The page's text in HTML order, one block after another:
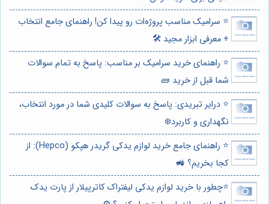
⭐️ سرامیک مناسب پروژه‌ات رو پیدا کن! راهنمای جامع انتخاب
+ معرفی ابزار مجید 🛠️
⭐️ راهنمای خرید سرامیک بر مناسب: پاسخ به تمام سوالات
شما قبل از خرید 🧱
⭐️ درایر تبریدی: پاسخ به سوالات کلیدی شما در مورد انتخاب،
نگهداری و کاربرد❄️
⭐️ راهنمای جامع خرید لوازم یدکی گریدر هپکو (Hepco): از
کجا بخریم؟ 🚜
⭐️چطور با خرید لوازم یدکی لیفتراک کاترپیلار از پارت یدک